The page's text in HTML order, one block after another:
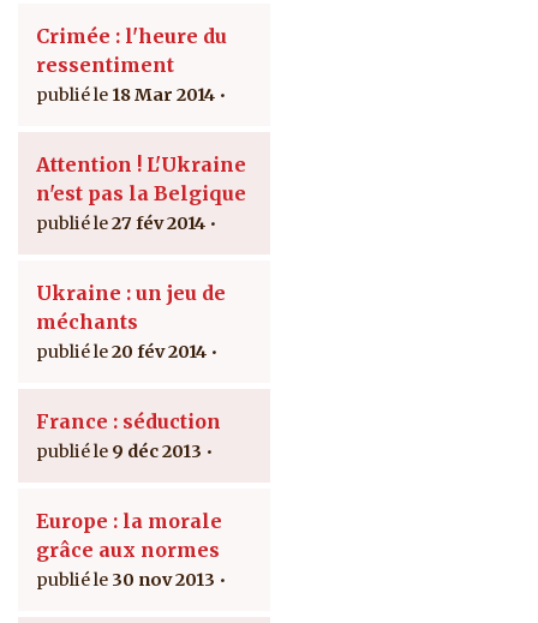
Crimée : l'heure du
ressentiment
18 Mar 2014
Attention ! L'Ukraine
n'est pas la Belgique
27 fév 2014
Ukraine : un jeu de
méchants
20 fév 2014
France : séduction
9 déc 2013
Europe : la morale
grâce aux normes
30 nov 2013